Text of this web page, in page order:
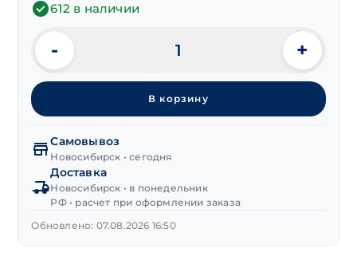
612 в наличии
Количество
товара
Гайка
DIN 934
класс
прочности 10.0
М24,
оксид
- +
В корзину
Самовывоз
Новосибирск • сегодня
Доставка
Новосибирск • в понедельник
РФ • расчет при оформлении заказа
Обновлено: 07.08.2026 16:50